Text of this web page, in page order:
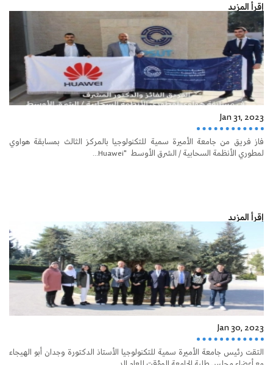
إقرأ المزيد
Jan 31, 2023
فاز فريق من جامعة الأميرة سمية للتكنولوجيا بالمركز الثالث بمسابقة هواوي
لمطوري الأنظمة السحابية / الشرق الأوسط "Huawei...
إقرأ المزيد
Jan 30, 2023
التقت رئيس جامعة الأميرة سمية للتكنولوجيا الأستاذ الدكتورة وجدان أبو الهيجاء